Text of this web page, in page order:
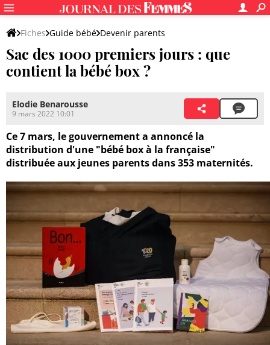
Fiches Guide bébé Devenir parents
Sac des 1000 premiers jours : que
contient la bébé box ?
Elodie Benarousse
9 mars 2022 10:01
Ce 7 mars, le gouvernement a annoncé la
distribution d'une "bébé box à la française"
distribuée aux jeunes parents dans 353 maternités.